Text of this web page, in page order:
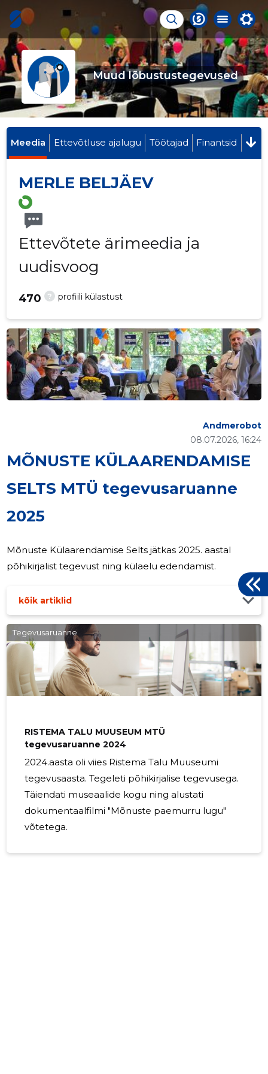
Muud lõbustustegevused
Meedia Ettevõtluse ajalugu Töötajad Finantsid
MERLE BELJÄEV
Ettevõtete ärimeedia ja
uudisvoog
? profiili külastust
470
MÕNUSTE KÜLAARENDAMISE
SELTS MTÜ tegevusaruanne
2025
08.07.2026, 16:24
Andmerobot
Mõnuste Külaarendamise Selts jätkas 2025. aastal
põhikirjalist tegevust ning külaelu edendamist.
kõik artiklid
Tegevusaruanne
RISTEMA TALU MUUSEUM MTÜ
tegevusaruanne 2024
2024.aasta oli viies Ristema Talu Muuseumi
tegevusaasta. Tegeleti põhikirjalise tegevusega.
Täiendati museaalide kogu ning alustati
dokumentaalfilmi "Mõnuste paemurru lugu"
võtetega.